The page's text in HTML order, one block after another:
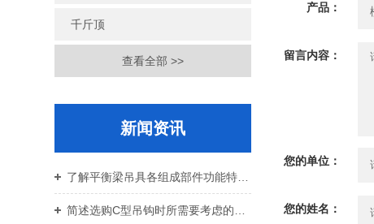
千斤顶
查看全部 >>
新闻资讯
产品：
留言内容：
您的单位：
您的姓名：